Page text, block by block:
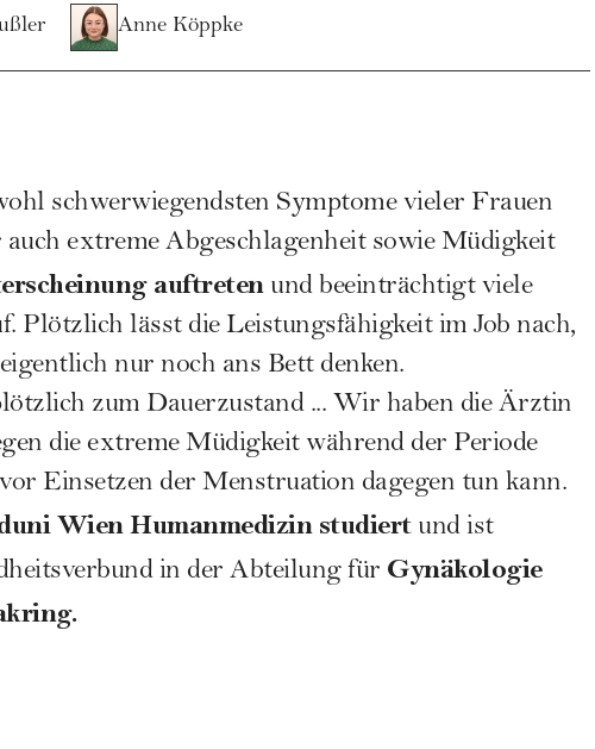
Anne Köppke
schwerwiegendsten Symptome vieler Frauen
auch extreme Abgeschlagenheit sowie Müdigkeit
auftretenund beeinträchtigt viele
Plötzlich lässt die Leistungsfähigkeit im Job nach,
nur noch ans Bett denken.
zum Dauerzustand ... Wir haben die Ärztin
die extreme Müdigkeit während der Periode
Einsetzen der Menstruation dagegen tun kann.
Wien Humanmedizin studiertund ist
in der Abteilung für Gynäkologie